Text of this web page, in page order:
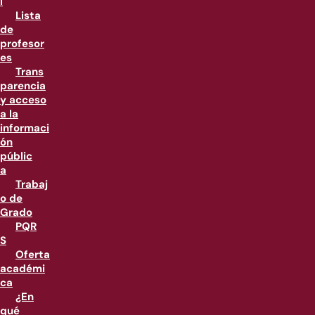
Lista
de
profesor
es
Trans
parencia
y acceso
a la
informaci
ón
públic
a
Trabaj
o de
Grado
PQR
S
Oferta
académi
ca
¿En
qué